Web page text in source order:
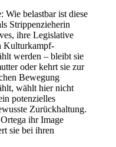
Wie belastbar ist diese
Strippenzieherin
ihre Legislative
Kulturkampf-
werden – bleibt sie
oder kehrt sie zur
Bewegung
wählt hier nicht
potenzielles
Zurückhaltung.
ihr Image
sie bei ihren